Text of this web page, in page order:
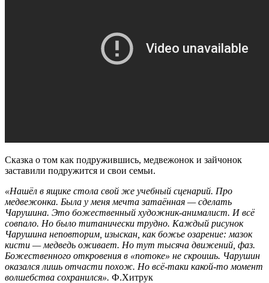
Сказка о том как подружившись, медвежонок и зайчонок
заставили подружится и свои семьи.
«Нашёл в ящике стола свой же учебный сценарий. Про
медвежонка. Была у меня мечта затаённая — сделать
Чарушина. Это божественный художник-анималист. И всё
совпало. Но было титанически трудно. Каждый рисунок
Чарушина неповторим, изыскан, как божье озарение: мазок
кисти — медведь оживает. Но тут тысяча движений, фаз.
Божественного откровения в «потоке» не скроишь. Чарушин
оказался лишь отчасти похож. Но всё-таки какой-то момент
волшебства сохранился». Ф.Хитрук